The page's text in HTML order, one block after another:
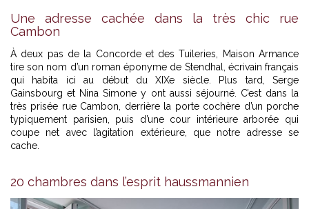
Une adresse cachée dans la très chic rue
Cambon
À deux pas de la Concorde et des Tuileries, Maison Armance
tire son nom d’un roman éponyme de Stendhal, écrivain français
qui habita ici au début du XIXe siècle. Plus tard, Serge
Gainsbourg et Nina Simone y ont aussi séjourné. C’est dans la
très prisée rue Cambon, derrière la porte cochère d’un porche
typiquement parisien, puis d’une cour intérieure arborée qui
coupe net avec l’agitation extérieure, que notre adresse se
cache.
20 chambres dans l’esprit haussmannien